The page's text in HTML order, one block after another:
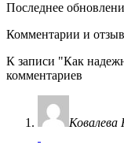
Последнее
Комментарии и
К записи "Как
комментариев
Ковалева